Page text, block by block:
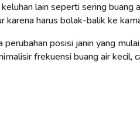
lain seperti sering buang
harus bolak-balik ke
posisi janin yang
frekuensi buang air kecil,